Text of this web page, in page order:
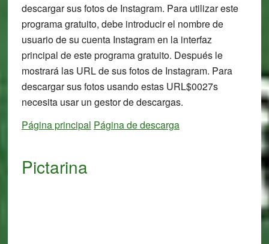
descargar sus fotos de Instagram. Para utilizar este
programa gratuito, debe introducir el nombre de
usuario de su cuenta Instagram en la interfaz
principal de este programa gratuito. Después le
mostrará las URL de sus fotos de Instagram. Para
descargar sus fotos usando estas URL$0027s
necesita usar un gestor de descargas.
Página principal Página de descarga
Pictarina